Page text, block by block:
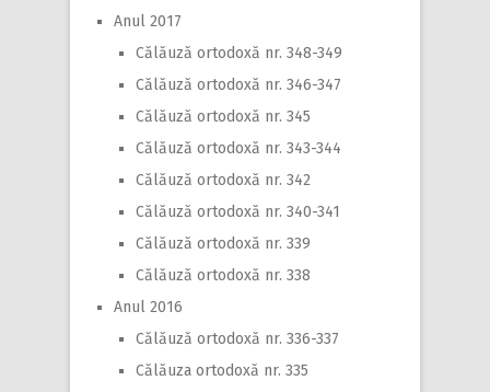
Anul 2017
Călăuză ortodoxă nr. 348-349
Călăuză ortodoxă nr. 346-347
Călăuză ortodoxă nr. 345
Călăuză ortodoxă nr. 343-344
Călăuză ortodoxă nr. 342
Călăuză ortodoxă nr. 340-341
Călăuză ortodoxă nr. 339
Călăuză ortodoxă nr. 338
Anul 2016
Călăuză ortodoxă nr. 336-337
Călăuza ortodoxă nr. 335